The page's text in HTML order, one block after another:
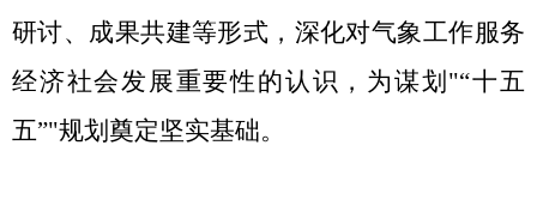
研讨、 成果共建等形式，深化对气象工作服务
经济社会发展重要性的认识，为谋划 "“十五
五”"规划奠定坚实基础。